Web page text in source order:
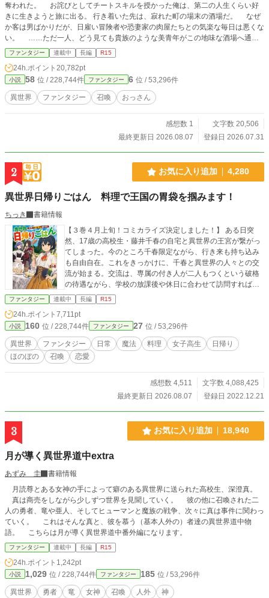
奪われた。 お詫びとしてチートスキルを授かった俺は、第二の人生くらい好
きに生きようと旅に出る。 行き着いた先は、寂れた町の場末の酒場だ。 なぜ
か客は男ばかりだが、日雇い冒険者や恐妻家の肉屋たちとの気楽な毎日は悪くな
い。 ……ただ一人、どう見ても貴族のような美青年がこの地味な酒場へ通っ
てくる理由だけは、さっぱりわからない。 「お前らツケはやめろ」 そんな穏
やかな日々を送っていたはずなのに、ある日、酒場へ厄介な依頼が舞い込んでき
ファンタジー 連載中 長編 R15
24h.ポイント 20,782pt
小説 58 位 / 228,744件 ファンタジー 6 位 / 53,296件
異世界 ファンタジー 召喚 おっさん
感想数 1
文字数 20,506
最終更新日 2026.08.07
登録日 2026.07.31
2 お気に入り追加 4,280
異世界日帰りごはん 料理で王国の胃袋を掴みます！
ちっき
書籍情報
【３巻４月上旬！コミカライズ決定しました！】 ある日突
然、17歳の高校生・藤井千春の自宅と異世界の王宮が繋がっ
てしまった。今のところ千春限定ながら、行き来も持ち込み
も自由自在。これをきっかけに、千春と異世界の人々との交
流が始まる。交流は、専属の付き人が二人もつくという破格
の待遇ながら、学校の放課後や休日に合わせて訪問すれば…
ファンタジー 連載中 長編 R15
24h.ポイント 7,711pt
小説 160 位 / 228,744件 ファンタジー 27 位 / 53,296件
異世界 ファンタジー 日常 魔法 料理 女子高生
日帰り
ほのぼの
召喚 恋愛
感想数 4,511
文字数 4,088,425
最終更新日 2026.08.07
登録日 2022.12.21
3 お気に入り追加 18,940
月が導く異世界道中extra
あずみ 圭
書籍情報
月読尊とある女神の手によって癖のある異世界に送られた高校生、深澄真。
真は商売をしながら少しずつ世界を見聞していく。 彼の他に召喚された二
人の勇者、竜や亜人、そしてヒューマンと魔族の戦争、次々に真は事件に関わっ
ていく。 これはそんな真と、彼を慕う（基本人外の）者達の異世界道中物
語。 こちらは月が導く異世界道中番外編になります。
ファンタジー 連載中 長編 R15
24h.ポイント 1,242pt
小説 1,029 位 / 228,744件 ファンタジー 185 位 / 53,296件
異世界 勇者 竜 女神 召喚 人外 神